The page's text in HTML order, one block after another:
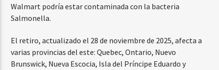
Walmart podría estar contaminada con la bacteria
Salmonella.
El retiro, actualizado el 28 de noviembre de 2025, afecta a
varias provincias del este: Quebec, Ontario, Nuevo
Brunswick, Nueva Escocia, Isla del Príncipe Eduardo y